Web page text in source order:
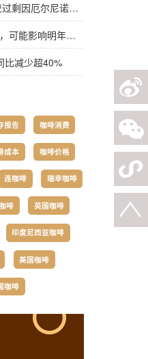
StoneX表示，全球可可供应过剩因厄尔尼诺而萎缩
降雨导致巴西咖啡提前开花，可能影响明年产量，造成近期价格波动极不稳定
比减少超40%
报告 咖啡消费
成本 咖啡价格
连咖啡 瑞幸咖啡
啡 英国咖啡
印度尼西亚咖啡
美国咖啡
咖啡